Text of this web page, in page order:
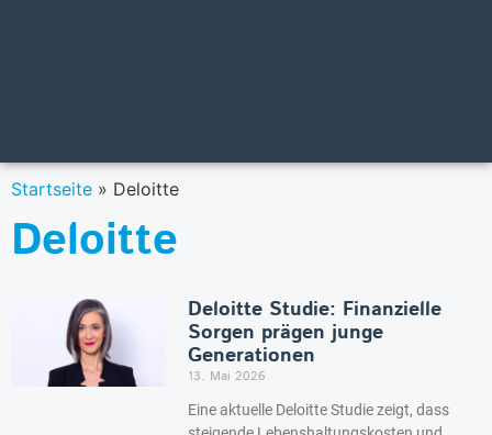
Startseite » Deloitte
Deloitte
Deloitte Studie: Finanzielle
Sorgen prägen junge
Generationen
13. Mai 2026
Eine aktuelle Deloitte Studie zeigt, dass